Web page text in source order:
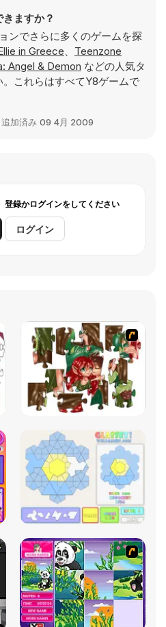
ますか？
ンでさらに多くのゲームを探
in Greece、 Teenzone
Angel & Demon などの人気タ
これらはすべてY8ゲームで
追加済み 09 4月 2009
登録かログインをしてください
ログイン